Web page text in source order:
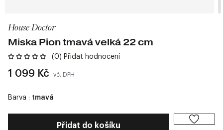
House Doctor
Miska Pion tmavá velká 22 cm
(0) Přidat hodnocení
1 099 Kč
cena
vč. DPH
Barva : tmavá
Přidat do košíku